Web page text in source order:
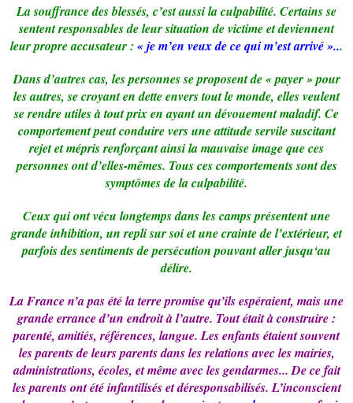
La souffrance des blessés, c’est aussi la culpabilité. Certains se
sentent responsables de leur situation de victime et deviennent
leur propre accusateur : « je m’en veux de ce qui m’est arrivé »...
Dans d’autres cas, les personnes se proposent de « payer » pour
les autres, se croyant en dette envers tout le monde, elles veulent
se rendre utiles à tout prix en ayant un dévouement maladif. Ce
comportement peut conduire vers une attitude servile suscitant
rejet et mépris renforçant ainsi la mauvaise image que ces
personnes ont d’elles-mêmes. Tous ces comportements sont des
symptômes de la culpabilité.
Ceux qui ont vécu longtemps dans les camps présentent une
grande inhibition, un repli sur soi et une crainte de l’extérieur, et
parfois des sentiments de persécution pouvant aller jusqu‘au
délire.
La France n’a pas été la terre promise qu’ils espéraient, mais une
grande errance d’un endroit à l’autre. Tout était à construire :
parenté, amitiés, références, langue. Les enfants étaient souvent
les parents de leurs parents dans les relations avec les mairies,
administrations, écoles, et même avec les gendarmes... De ce fait
les parents ont été infantilisés et déresponsabilisés. L’inconscient